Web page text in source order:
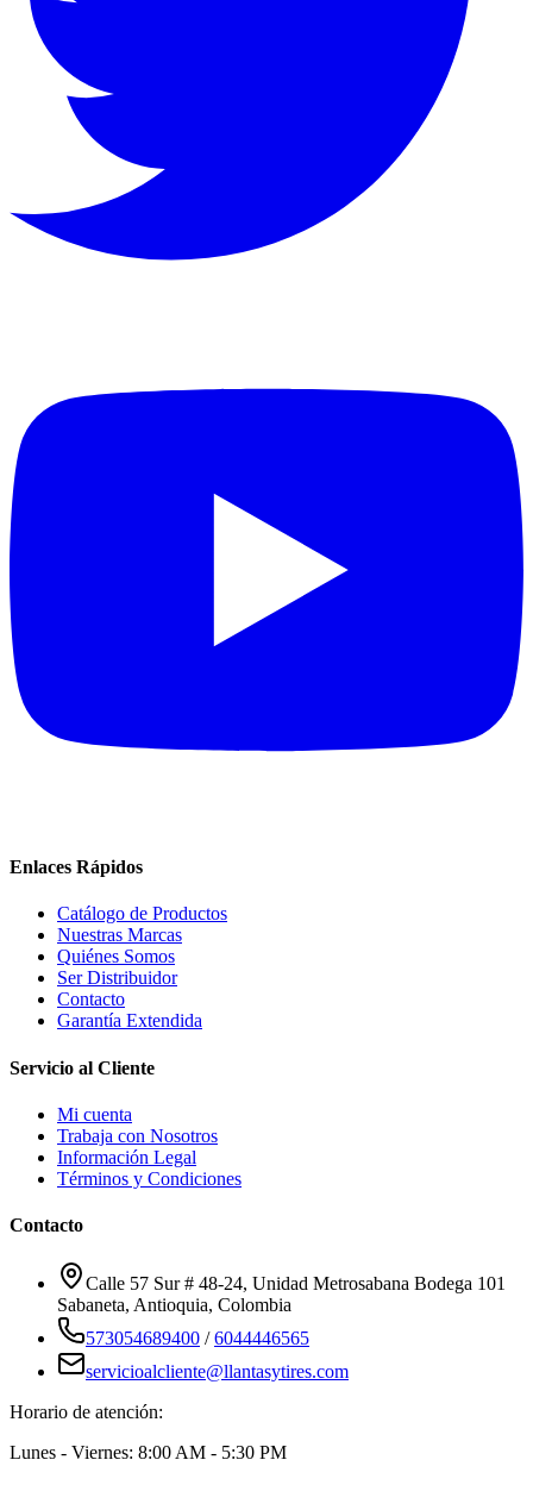
Enlaces Rápidos
Catálogo de Productos
Nuestras Marcas
Quiénes Somos
Ser Distribuidor
Contacto
Garantía Extendida
Servicio al Cliente
Mi cuenta
Trabaja con Nosotros
Información Legal
Términos y Condiciones
Contacto
Calle 57 Sur # 48-24, Unidad Metrosabana Bodega 101
Sabaneta, Antioquia, Colombia
573054689400 /6044446565
servicioalcliente@llantasytires.com
Horario de atención:
Lunes - Viernes: 8:00 AM - 5:30 PM